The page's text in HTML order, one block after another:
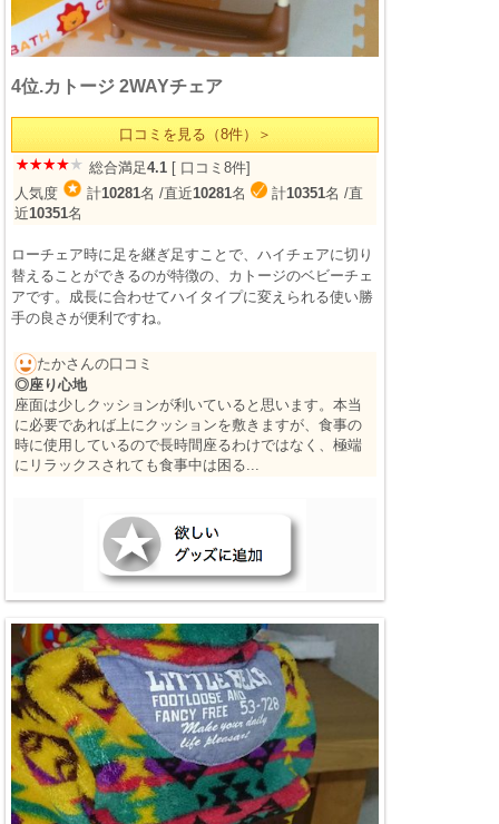
4位.カトージ 2WAYチェア
口コミを見る（8件）＞
総合満足4.1 [ 口コミ8件]
人気度
計10281名 /直近10281名 計10351名 /直
近10351名
ローチェア時に足を継ぎ足すことで、ハイチェアに切り
替えることができるのが特徴の、カトージのベビーチェ
アです。成長に合わせてハイタイプに変えられる使い勝
手の良さが便利ですね。
たかさんの口コミ
◎座り心地
座面は少しクッションが利いていると思います。本当
に必要であれば上にクッションを敷きますが、食事の
時に使用しているので長時間座るわけではなく、極端
にリラックスされても食事中は困る...